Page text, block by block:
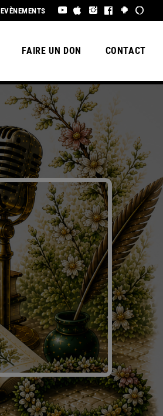
EVÈNEMENTS
FAIRE UN DON CONTACT